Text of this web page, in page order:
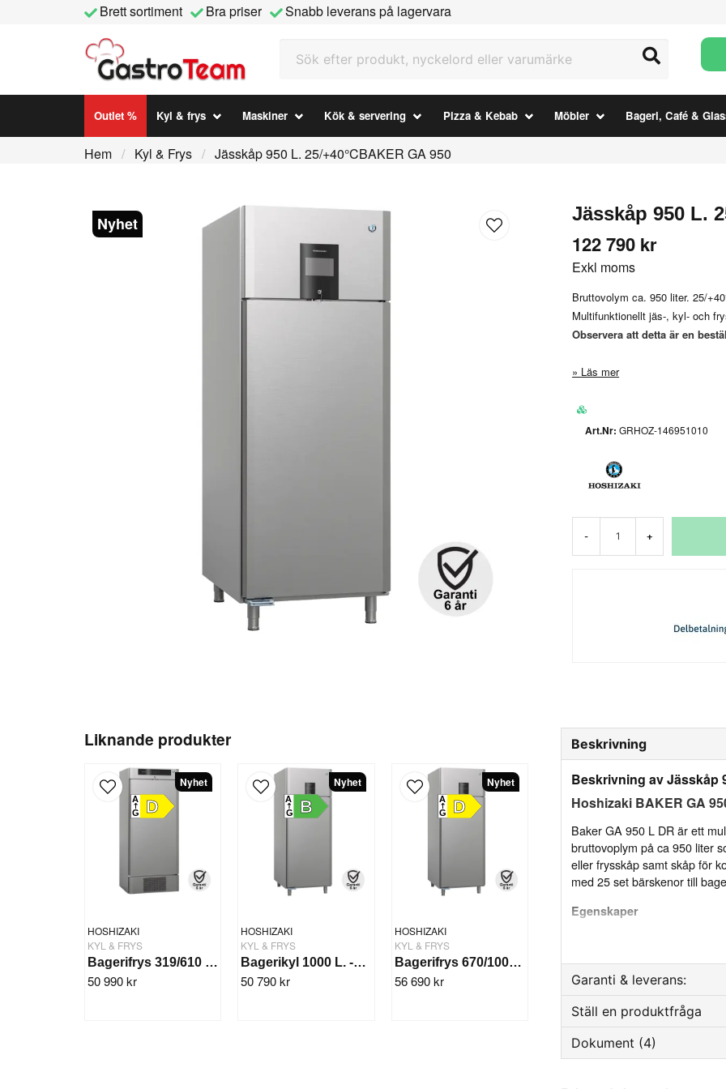
Brett sortiment Bra priser
Snabb leverans på lagervara
Outlet % Kyl & frys Maskiner Kök & servering Pizza & Kebab Möbler Bageri, Café &
Hem Kyl & Frys Jässkåp 950 L. 25/+40°CBAKER GA 950
Nyhet Jässkåp 950 L.
122 790 kr
Exkl moms
Bruttovolym ca. 950 liter. 25/
Multifunktionellt jäs-, kyl- och
Observera att detta är en
Läs mer
GRHOZ-146951010
- +
Liknande produkter
HOSHIZAKI
KYL & FRYS
Bagerifrys 319/610 L. -25/+12° BAKER F 625 DR
50 990 kr
D
A
G
Nyhet
HOSHIZAKI
KYL & FRYS
Bagerikyl 1000 L. -5/+12°C BAKER M 950 L DR
50 790 kr
B
A
G
Nyhet
HOSHIZAKI
KYL & FRYS
Bagerifrys 670/1000 L. -25/+12°C BAKER F 950
56 690 kr
D
A
G
Nyhet
Beskrivning
Beskrivning av Jässkåp
Hoshizaki BAKER GA
Baker GA 950 L DR är ett
bruttovoplym på ca 950 liter
eller frysskåp samt skåp för
med 25 set bärskenor till
Egenskaper
Jäsningsskåp med
Fungerar som
kontrollerad upptining
Fläkt stannar
Garanti & leverans:
Reservdelsgaranti
Månader
Ställ en produktfråga
question
Fråga oss något om
Dokument (4)